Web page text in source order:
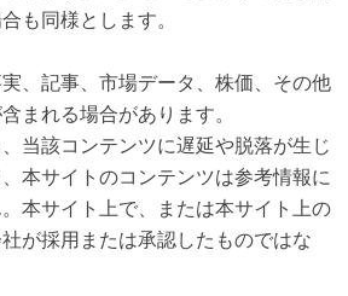
も同様とします。
、記事、市場データ、株価、その他
まれる場合があります。
当該コンテンツに遅延や脱落が生じ
本サイトのコンテンツは参考情報に
本サイト上で、または本サイト上の
が採用または承認したものではな